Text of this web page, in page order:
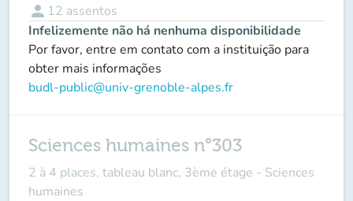
person 12 assentos
Infelizemente não há nenhuma disponibilidade
Por favor, entre em contato com a instituição para
obter mais informações
budl-public@univ-grenoble-alpes.fr
Sciences humaines n°303
2 à 4 places, tableau blanc, 3ème étage - Sciences
humaines